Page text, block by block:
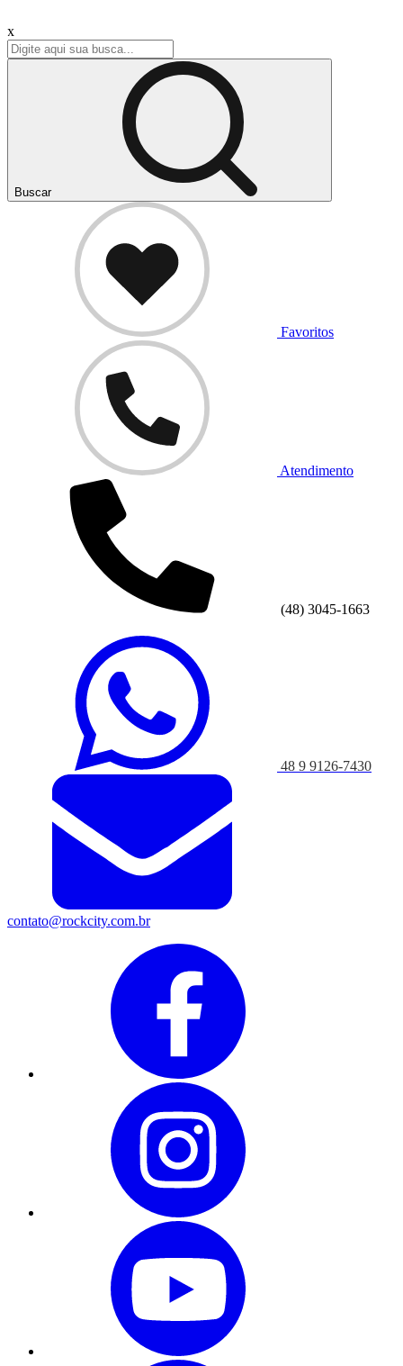
x
Buscar
Favoritos
Atendimento
(48) 3045-1663
48 9 9126-7430
contato@rockcity.com.br